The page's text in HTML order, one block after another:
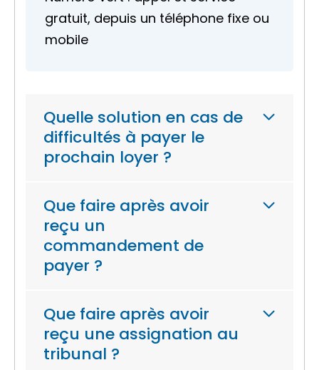
gratuit, depuis un téléphone fixe ou
mobile
Quelle solution en cas de
difficultés à payer le
prochain loyer ?
Que faire après avoir
reçu un
commandement de
payer ?
Que faire après avoir
reçu une assignation au
tribunal ?